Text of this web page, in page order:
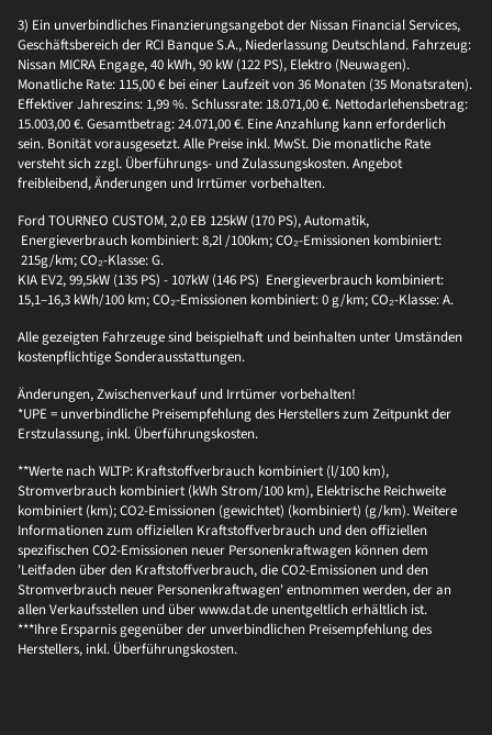
3) Ein unverbindliches Finanzierungsangebot der Nissan Financial Services,
Geschäftsbereich der RCI Banque S.A., Niederlassung Deutschland. Fahrzeug:
Nissan MICRA Engage, 40 kWh, 90 kW (122 PS), Elektro (Neuwagen).
Monatliche Rate: 115,00 € bei einer Laufzeit von 36 Monaten (35 Monatsraten).
Effektiver Jahreszins: 1,99 %. Schlussrate: 18.071,00 €. Nettodarlehensbetrag:
15.003,00 €. Gesamtbetrag: 24.071,00 €. Eine Anzahlung kann erforderlich
sein. Bonität vorausgesetzt. Alle Preise inkl. MwSt. Die monatliche Rate
versteht sich zzgl. Überführungs- und Zulassungskosten. Angebot
freibleibend, Änderungen und Irrtümer vorbehalten.
Ford TOURNEO CUSTOM, 2,0 EB 125kW (170 PS), Automatik,
Energieverbrauch kombiniert: 8,2l /100km; CO₂-Emissionen kombiniert:
215g/km; CO₂-Klasse: G.
KIA EV2, 99,5kW (135 PS) - 107kW (146 PS) Energieverbrauch kombiniert:
15,1–16,3 kWh/100 km; CO₂-Emissionen kombiniert: 0 g/km; CO₂-Klasse: A.
Alle gezeigten Fahrzeuge sind beispielhaft und beinhalten unter Umständen
kostenpflichtige Sonderausstattungen.
Änderungen, Zwischenverkauf und Irrtümer vorbehalten!
*UPE = unverbindliche Preisempfehlung des Herstellers zum Zeitpunkt der
Erstzulassung, inkl. Überführungskosten.
**Werte nach WLTP: Kraftstoffverbrauch kombiniert (l/100 km),
Stromverbrauch kombiniert (kWh Strom/100 km), Elektrische Reichweite
kombiniert (km); CO2-Emissionen (gewichtet) (kombiniert) (g/km). Weitere
Informationen zum offiziellen Kraftstoffverbrauch und den offiziellen
spezifischen CO2-Emissionen neuer Personenkraftwagen können dem
'Leitfaden über den Kraftstoffverbrauch, die CO2-Emissionen und den
Stromverbrauch neuer Personenkraftwagen' entnommen werden, der an
allen Verkaufsstellen und über www.dat.de unentgeltlich erhältlich ist.
***Ihre Ersparnis gegenüber der unverbindlichen Preisempfehlung des
Herstellers, inkl. Überführungskosten.